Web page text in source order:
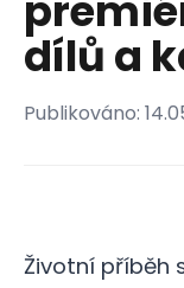
dílů a
Publikováno:
Životní příběh